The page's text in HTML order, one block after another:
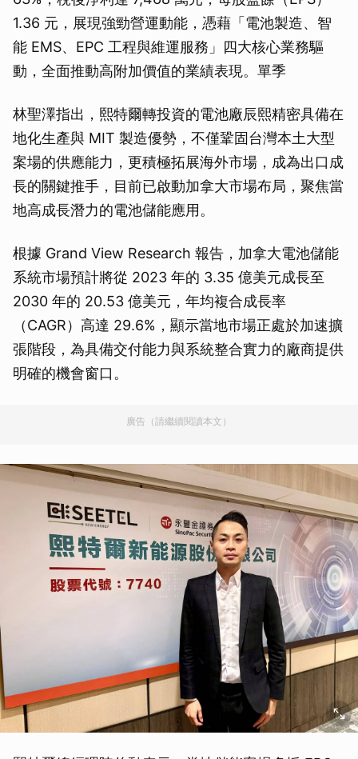
1.36 元，展現強勁營運動能，憑藉「電池製造、智
能 EMS、EPC 工程與維運服務」四大核心業務驅
動，全面推動高附加價值的業績表現。單季
林聖澤指出，熙特爾轉投資的電池廠辰熙精密具備在
地化生產與 MIT 製造優勢，不僅鞏固台灣本土大型
案場的供應能力，更積極拓展海外市場，成為出口成
長的關鍵推手，目前已啟動加拿大市場布局，聚焦當
地高成長潛力的電池儲能應用。
根據 Grand View Research 報告，加拿大電池儲能
系統市場預計將從 2023 年的 3.35 億美元成長至
2030 年的 20.53 億美元，年均複合成長率
（CAGR）高達 29.6%，顯示當地市場正處於加速擴
張階段，為具備交付能力與系統整合實力的廠商提供
明確的機會窗口。
廣告（請繼續閱讀本文）